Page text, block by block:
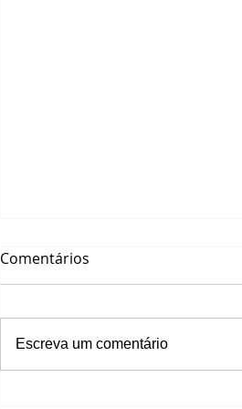
Minuto Gestão
Comentários
Escreva um comentário